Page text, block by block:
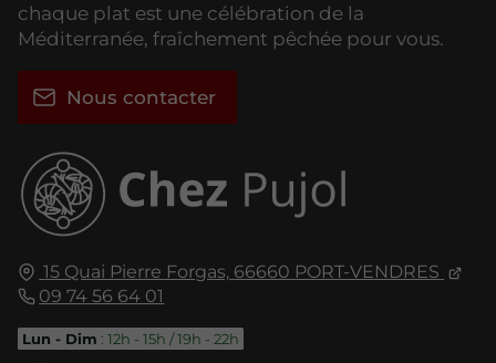
15 Quai Pierre Forgas, 66660 PORT-VENDRES
09 74 56 64 01
Lun - Dim : 12h - 15h / 19h - 22h
chaque plat est une célébration de la
Méditerranée, fraîchement pêchée pour vous.
Nous contacter